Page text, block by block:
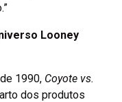
Looney
1990, Coyote vs.
dos produtos